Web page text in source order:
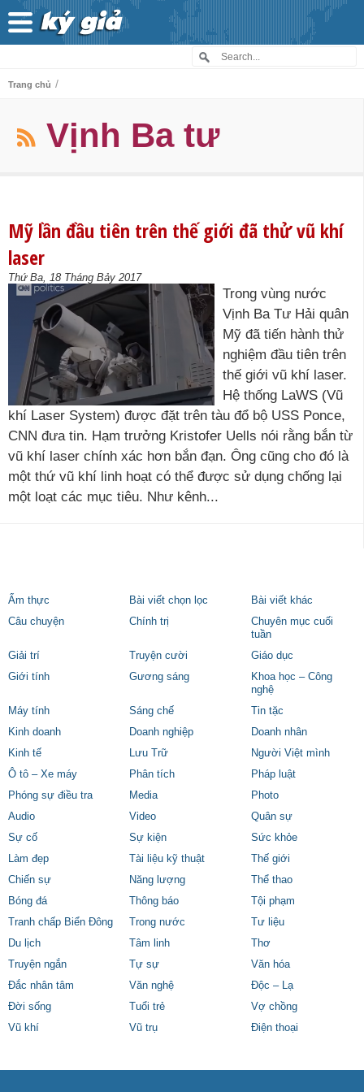
Trang chủ /
Vịnh Ba tư
Mỹ lần đầu tiên trên thế giới đã thử vũ khí
laser
Thứ Ba, 18 Tháng Bảy 2017
Trong vùng nước
Vịnh Ba Tư Hải quân
Mỹ đã tiến hành thử
nghiệm đầu tiên trên
thế giới vũ khí laser.
Hệ thống LaWS (Vũ
khí Laser System) được đặt trên tàu đổ bộ USS Ponce,
CNN đưa tin. Hạm trưởng Kristofer Uells nói rằng bắn từ
vũ khí laser chính xác hơn bắn đạn. Ông cũng cho đó là
một thứ vũ khí linh hoạt có thể được sử dụng chống lại
một loạt các mục tiêu. Như kênh...
Ẩm thực Bài viết chọn lọc
Bài viết khác
Câu chuyện
Chính trị
Chuyên mục cuối
tuần
Giải trí
Truyện cười
Giáo dục
Giới tính
Gương sáng
Khoa học – Công
nghệ
Máy tính
Sáng chế
Tin tặc
Kinh doanh
Doanh nghiệp
Doanh nhân
Kinh tế
Lưu Trữ
Người Việt mình
Ô tô – Xe máy
Phân tích
Pháp luật
Phóng sự điều tra
Media
Photo
Audio
Video
Quân sự
Sự cố
Sự kiện
Sức khỏe
Làm đẹp
Tài liệu kỹ thuật
Thế giới
Chiến sự
Năng lượng
Thể thao
Bóng đá
Thông báo
Tội phạm
Tranh chấp Biển Đông
Trong nước
Tư liệu
Du lịch
Tâm linh
Thơ
Truyện ngắn
Tự sự
Văn hóa
Đắc nhân tâm
Văn nghệ
Độc – Lạ
Đời sống
Tuổi trẻ
Vợ chồng
Vũ khí
Vũ trụ Điện thoại